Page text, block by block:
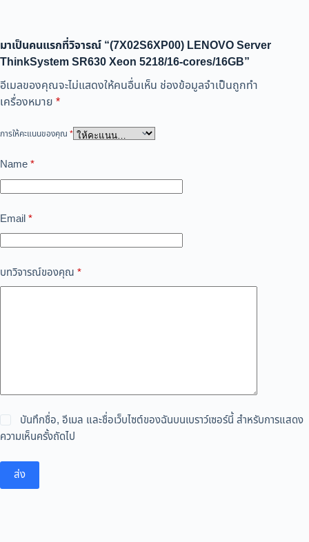
มาเป็นคนแรกที่วิจารณ์ “(7X02S6XP00) LENOVO Server
ThinkSystem SR630 Xeon 5218/16-cores/16GB”
อีเมลของคุณจะไม่แสดงให้คนอื่นเห็น ช่องข้อมูลจำเป็นถูกทำ
เครื่องหมาย *
การให้คะแนนของคุณ *
Name*
Email*
บทวิจารณ์ของคุณ *
บันทึกชื่อ, อีเมล และชื่อเว็บไซต์ของฉันบนเบราว์เซอร์นี้ สำหรับการแสดง
ความเห็นครั้งถัดไป
ส่ง